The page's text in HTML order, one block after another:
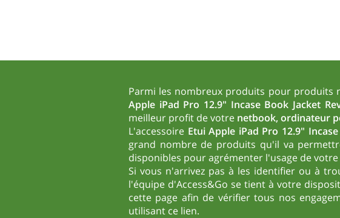
Parmi les nombreux produits pour produits
Apple iPad Pro 12.9" Incase Book Jacket
meilleur profit de votre netbook, ordinateur
L'accessoire Etui Apple iPad Pro 12.9"
grand nombre de produits qu'il va
disponibles pour agrémenter l'usage de
Si vous n'arrivez pas à les identifier ou à
l'équipe d'Access&Go se tient à votre
cette page afin de vérifier tous nos
utilisant ce lien.